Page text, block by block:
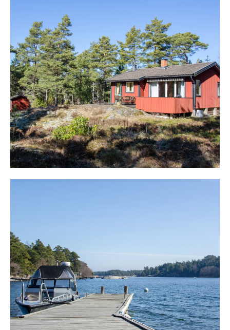
plats för dubbelsäng. Gott om garderober och
förvaringsutrymmen. Från entrén i norr möter en trevlig
hall och från den når man tvättrummet med
handfat, torrtoalett och dusch.
Strax norr om huvudbyggnaden finns ett gästhus med
minst två sängar. En bit nedanför, sydväst om
huvudbyggnaden, vackert placerat i naturen finns ett
gästhus två med kokplatta, kyl och enkelsäng. Även litet
matbord med stolar.
Naturtomten med klipphällar, ljung och härlig natur är
Med egna båten finns utflyktsmål som Sandhamn och
Möja. Skärgårdskrogar finns runt omkring. Vackra
Bullerön i havsbadet är väl värt ett besök.
Handlar gör man närmast i Styrsvik, Guns livs på Nämdö
eller på fastlandet. Båtmack finns i Stavsnäs.
Välkommen till en skärgårdsidyll i populära